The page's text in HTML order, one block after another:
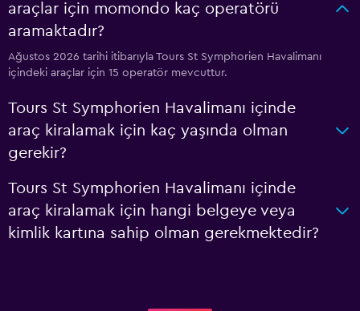
araçlar için momondo kaç operatörü
aramaktadır?
Ağustos 2026 tarihi itibarıyla Tours St Symphorien Havalimanı
içindeki araçlar için 15 operatör mevcuttur.
Tours St Symphorien Havalimanı içinde
araç kiralamak için kaç yaşında olman
gerekir?
Tours St Symphorien Havalimanı içinde
araç kiralamak için hangi belgeye veya
kimlik kartına sahip olman gerekmektedir?